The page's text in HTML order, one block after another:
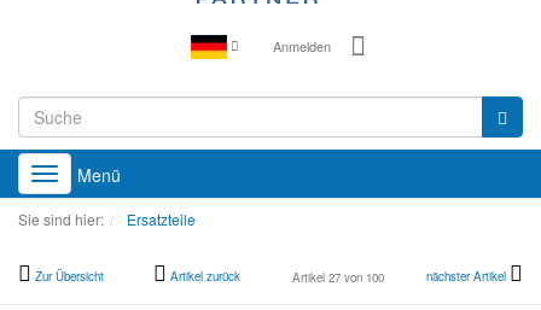
Anmelden
Toggle
navigation
Menü
Sie sind hier: Ersatzteile
Zur Übersicht Artikel zurück Artikel 27 von 100 nächster Artikel